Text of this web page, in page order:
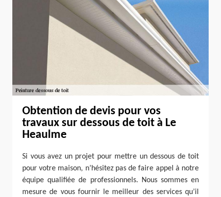
Obtention de devis pour vos
travaux sur dessous de toit à Le
Heaulme
Si vous avez un projet pour mettre un dessous de toit
pour votre maison, n’hésitez pas de faire appel à notre
équipe qualifiée de professionnels. Nous sommes en
mesure de vous fournir le meilleur des services qu’il